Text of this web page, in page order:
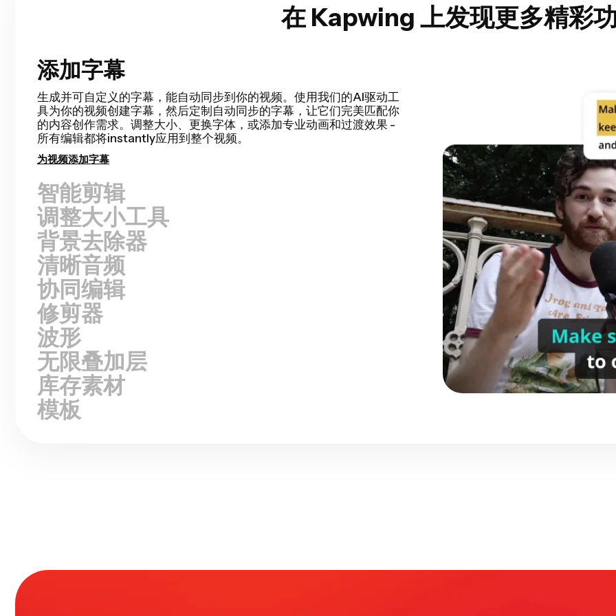
在 Kapwing 上发现更多精彩
添加字幕
智能剪辑
Smart Cut 通过快速检测并删除视频中的静音部分，自动化您的视频编
辑流程，只需几秒钟就能完成。对于说话人视频、录制的演示文稿、教
程、视频博客等，您将节省大量编辑时间，比以往任何时候都更快地完
成初步剪辑。编辑从未如此轻松。
删除静音
调整大小工具
背景去除器
清晰音频
协同编辑
修剪器
波形
无限叠加层
库存素材
模板